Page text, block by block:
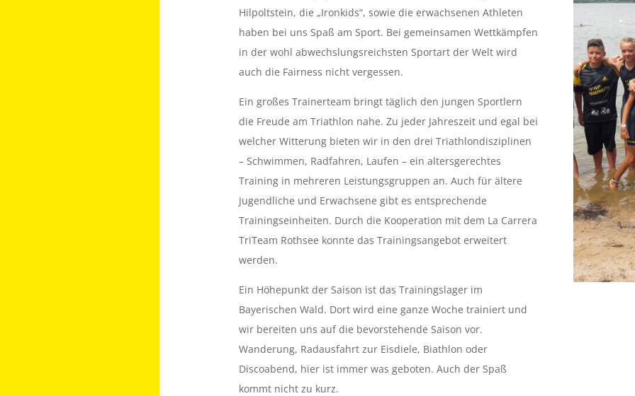
Hilpoltstein, die „Ironkids“, sowie die erwachsenen Athleten
haben bei uns Spaß am Sport. Bei gemeinsamen Wettkämpfen
in der wohl abwechslungsreichsten Sportart der Welt wird
auch die Fairness nicht vergessen.
Ein großes Trainerteam bringt täglich den jungen Sportlern
die Freude am Triathlon nahe. Zu jeder Jahreszeit und egal bei
welcher Witterung bieten wir in den drei Triathlondisziplinen
– Schwimmen, Radfahren, Laufen – ein altersgerechtes
Training in mehreren Leistungsgruppen an. Auch für ältere
Jugendliche und Erwachsene gibt es entsprechende
Trainingseinheiten. Durch die Kooperation mit dem La Carrera
TriTeam Rothsee konnte das Trainingsangebot erweitert
werden.
Ein Höhepunkt der Saison ist das Trainingslager im
Bayerischen Wald. Dort wird eine ganze Woche trainiert und
wir bereiten uns auf die bevorstehende Saison vor.
Wanderung, Radausfahrt zur Eisdiele, Biathlon oder
Discoabend, hier ist immer was geboten. Auch der Spaß
kommt nicht zu kurz.